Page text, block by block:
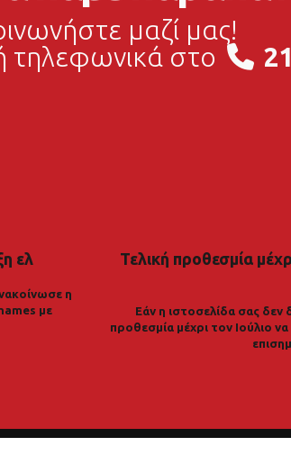
μαζί μας!
τηλεφωνικά στο
ελ
η
με
Τελική προθεσμία
Εάν η ιστοσελίδα σας δεν
προθεσμία μέχρι τον Ιούλιο